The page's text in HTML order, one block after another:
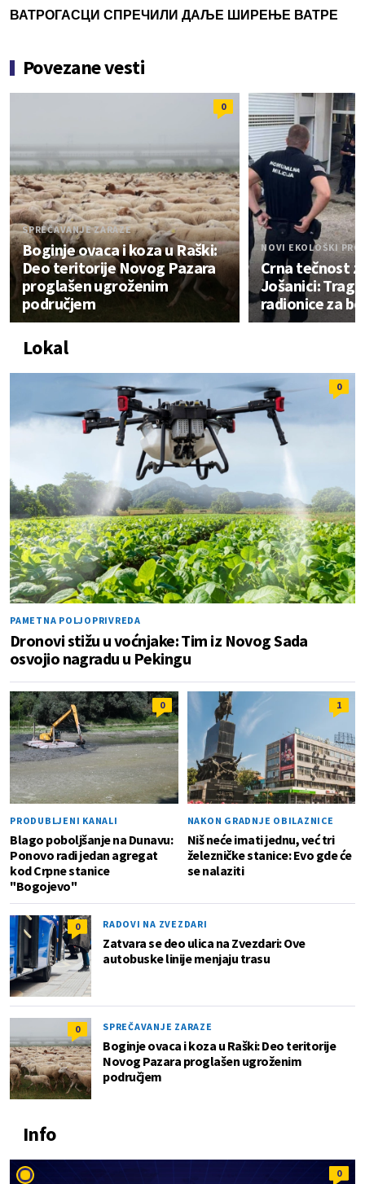
ВАТРОГАСЦИ СПРЕЧИЛИ ДАЉЕ ШИРЕЊЕ ВАТРЕ
Povezane vesti
0
SPREČAVANJE ZARAZE
Boginje ovaca i koza u Raški:
Deo teritorije Novog Pazara
proglašen ugroženim
područjem
NOVI EKOLOŠKI
Crna tečnost
Jošanici: Trag
radionice za
Lokal
0
PAMETNA POLJOPRIVREDA
Dronovi stižu u voćnjake: Tim iz Novog Sada
osvojio nagradu u Pekingu
0
PRODUBLJENI KANALI
Blago poboljšanje na Dunavu:
Ponovo radi jedan agregat
kod Crpne stanice
"Bogojevo"
1
NAKON GRADNJE OBILAZNICE
Niš neće imati jednu, već tri
železničke stanice: Evo gde će
se nalaziti
0 RADOVI NA ZVEZDARI
Zatvara se deo ulica na Zvezdari: Ove
autobuske linije menjaju trasu
0 SPREČAVANJE ZARAZE
Boginje ovaca i koza u Raški: Deo teritorije
Novog Pazara proglašen ugroženim
područjem
Info
0